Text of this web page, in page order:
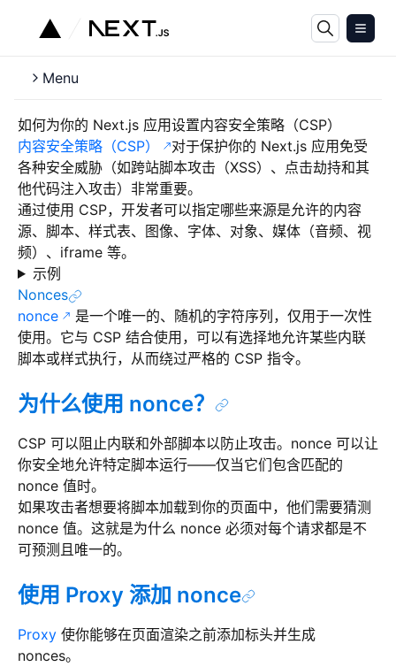
Menu
如何为你的 Next.js 应用设置内容安全策略（CSP）
内容安全策略（CSP）
对于保护你的 Next.js 应用免受
各种安全威胁（如跨站脚本攻击（XSS）、点击劫持和其
他代码注入攻击）非常重要。
通过使用 CSP，开发者可以指定哪些来源是允许的内容
源、脚本、样式表、图像、字体、对象、媒体（音频、视
频）、iframe 等。
示例
Nonces
nonce
是一个唯一的、随机的字符序列，仅用于一次性
使用。它与 CSP 结合使用，可以有选择地允许某些内联
脚本或样式执行，从而绕过严格的 CSP 指令。
为什么使用 nonce？
CSP 可以阻止内联和外部脚本以防止攻击。nonce 可以让
你安全地允许特定脚本运行——仅当它们包含匹配的
nonce 值时。
如果攻击者想要将脚本加载到你的页面中，他们需要猜测
nonce 值。这就是为什么 nonce 必须对每个请求都是不
可预测且唯一的。
使用 Proxy 添加 nonce
Proxy 使你能够在页面渲染之前添加标头并生成
nonces。